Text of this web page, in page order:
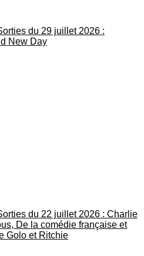
du 29 juillet 2026 :
New Day
du 22 juillet 2026 : Charlie
De la comédie française et
Golo et Ritchie